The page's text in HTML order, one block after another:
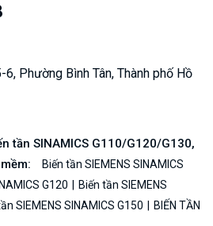
Phường Bình Tân, Thành phố Hồ
tần SINAMICS G110/G120/G130,
Biến tần SIEMENS SINAMICS
G120
Biến tần SIEMENS
SIEMENS SINAMICS G150 BIẾN TẦN